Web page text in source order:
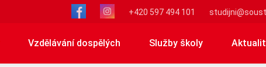
+420 597 494 101
Vzdělávání dospělých Služby školy